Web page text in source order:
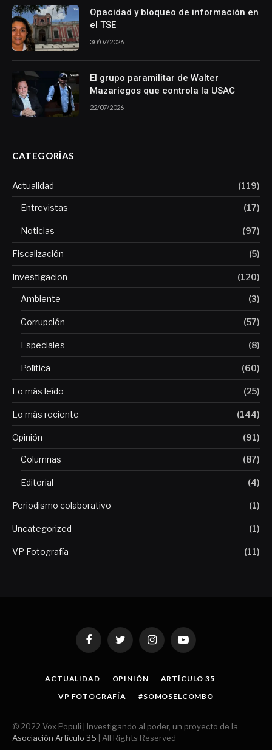
Opacidad y bloqueo de información en
el TSE
30/07/2026
El grupo paramilitar de Walter
Mazariegos que controla la USAC
22/07/2026
CATEGORÍAS
Actualidad (119)
Entrevistas (17)
Noticias (97)
Fiscalización (5)
Investigacion (120)
Ambiente (3)
Corrupción (57)
Especiales (8)
Política (60)
Lo más leído (25)
Lo más reciente (144)
Opinión (91)
Columnas (87)
Editorial (4)
Periodismo colaborativo (1)
Uncategorized (1)
VP Fotografía (11)
FacebookTwitter InstagramYouTube
ACTUALIDAD OPINIÓN
ARTÍCULO 35
VP FOTOGRAFÍA
#SOMOSELCOMBO
© 2022 Vox Populi | Investigando al poder, un proyecto de la
Asociación Artículo 35 | All Rights Reserved